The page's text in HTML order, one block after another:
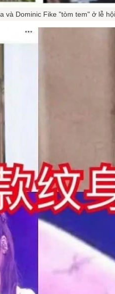
và Dominic Fike "tòm tem" ở lễ